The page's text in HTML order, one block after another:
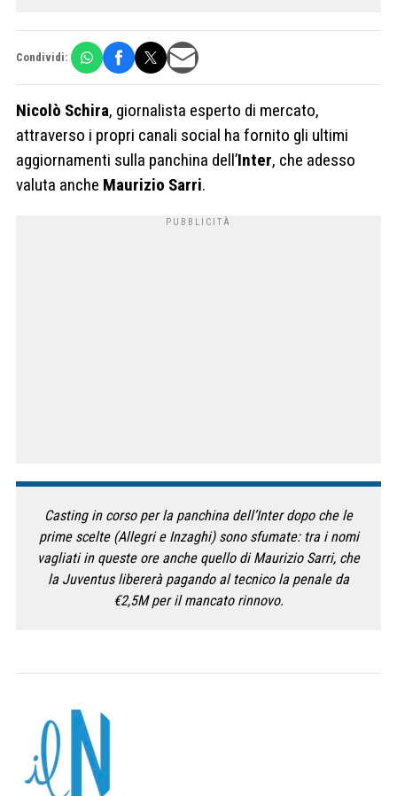
Condividi:
Nicolò Schira, giornalista esperto di mercato,
attraverso i propri canali social ha fornito gli ultimi
aggiornamenti sulla panchina dell’Inter, che adesso
valuta anche Maurizio Sarri.
Casting in corso per la panchina dell’Inter dopo che le
prime scelte (Allegri e Inzaghi) sono sfumate: tra i nomi
vagliati in queste ore anche quello di Maurizio Sarri, che
la Juventus libererà pagando al tecnico la penale da
€2,5M per il mancato rinnovo.